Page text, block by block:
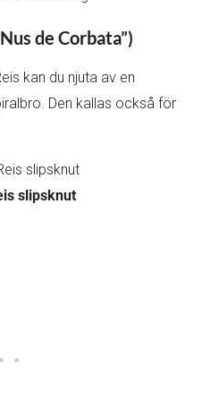
de Corbata”)
kan du njuta av en
Den kallas också för
slipsknut